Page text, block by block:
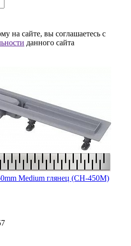
на сайте, вы соглашаетесь с
данного сайта
Medium глянец (CH-450M)